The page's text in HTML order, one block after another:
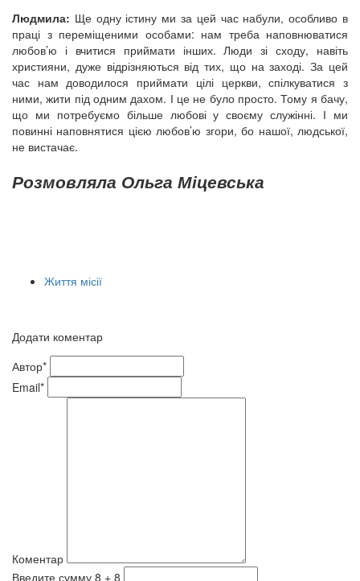
Людмила: Ще одну істину ми за цей час набули, особливо в
праці з переміщеними особами: нам треба наповнюватися
любов’ю і вчитися приймати інших. Люди зі сходу, навіть
християни, дуже відрізняються від тих, що на заході. За цей
час нам доводилося приймати цілі церкви, спілкуватися з
ними, жити під одним дахом. І це не було просто. Тому я бачу,
що ми потребуємо більше любові у своєму служінні. І ми
повинні наповнятися цією любов’ю згори, бо нашої, людської,
не вистачає.
Розмовляла Ольга Міцевська
Життя місії
Додати коментар
Автор*
Email*
Коментар
Введите сумму 8 + 8